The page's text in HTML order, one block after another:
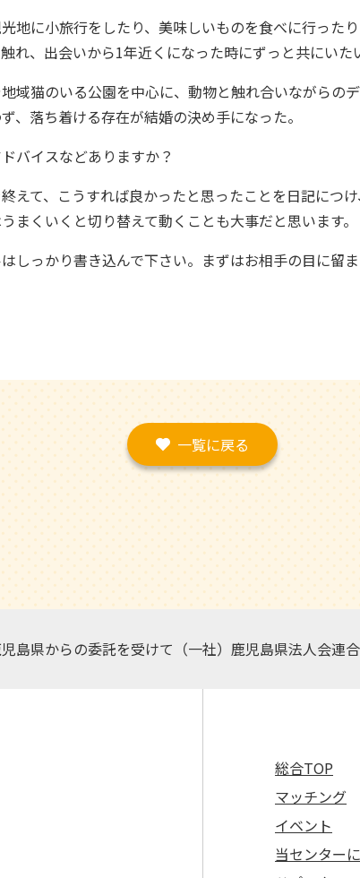
地に小旅行をしたり、美味しいものを食べに行った
れ、出会いから1年近くになった時にずっと共にいた
域猫のいる公園を中心に、動物と触れ合いながらの
、落ち着ける存在が結婚の決め手になった。
バイスなどありますか？
えて、こうすれば良かったと思ったことを日記につ
まくいくと切り替えて動くことも大事だと思います。
しっかり書き込んで下さい。まずはお相手の目に留
一覧に戻る
島県からの委託を受けて（一社）鹿児島県法人会連
総合TOP
マッチング
イベント
当センター